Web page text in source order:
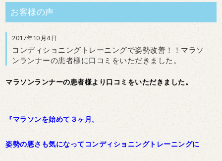
お客様の声
2017年10月4日
コンディショニングトレーニングで姿勢改善！！マラソ
ンランナーの患者様に口コミをいただきました。
マラソンランナーの患者様より口コミをいただきました。
『マラソンを始めて３ヶ月。
姿勢の悪さも気になってコンディショニングトレーニングに